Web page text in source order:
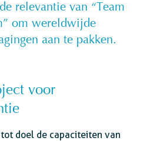
relevantie van “Team
om wereldwijde
aan te pakken.
voor
doel de capaciteiten van